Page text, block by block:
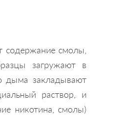
содержание смолы,
загружают в
дыма закладывают
раствор, и
никотина, смолы)